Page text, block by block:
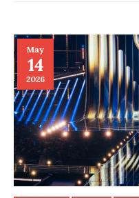
May
14
2026